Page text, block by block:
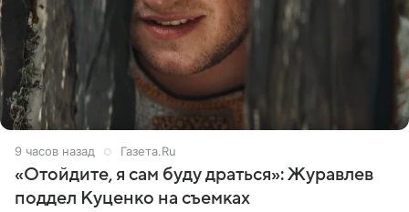
9 часов назад Газета.Ru
«Отойдите, я сам буду драться»: Журавлев
поддел Куценко на съемках